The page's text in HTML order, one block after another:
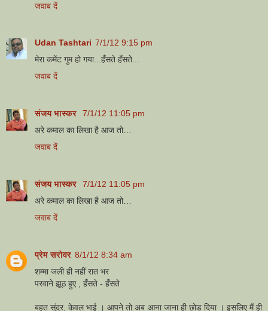
जवाब दें
Udan Tashtari 7/1/12 9:15 pm
मेरा कमेंट गुम हो गया...हँसते हँसते...
जवाब दें
संजय भास्‍कर
7/1/12 11:05 pm
अरे कमाल का लिखा है आज तो…
जवाब दें
संजय भास्‍कर
7/1/12 11:05 pm
अरे कमाल का लिखा है आज तो…
जवाब दें
प्रेम सरोवर 8/1/12 8:34 am
शम्मा जली ही नहीं रात भर
परवाने झूठ हुए , हँसते - हँसते
बहुत सुंदर, केवल भाई । आपने तो अब आना जाना ही छोड़ दिया । इसलिए मैं ही